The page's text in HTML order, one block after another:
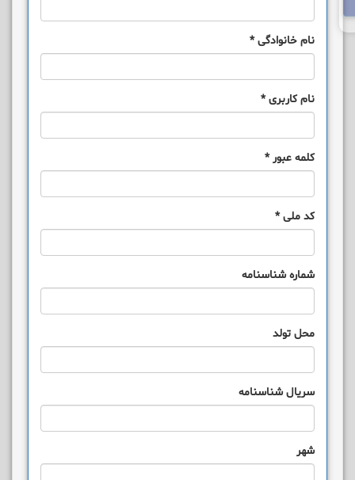
نام خانوادگی*
نام کاربری*
کلمه عبور*
کد ملی*
شماره شناسنامه
محل تولد
سریال شناسنامه
شهر